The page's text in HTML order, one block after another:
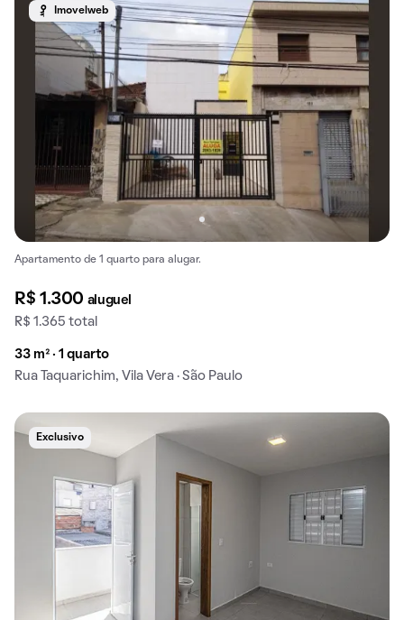
Imovelweb
Apartamento de 1 quarto para alugar.
R$ 1.300 aluguel
R$ 1.365 total
33 m² · 1 quarto
Rua Taquarichim, Vila Vera · São Paulo
Exclusivo